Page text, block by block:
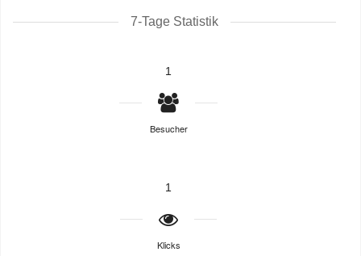
7-Tage Statistik
1
Besucher
1
Klicks